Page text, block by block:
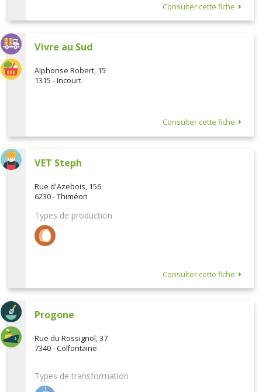
Consulter cette fiche
Vivre au Sud
Alphonse Robert, 15
1315 - Incourt
Consulter cette fiche
VET Steph
Rue d'Azebois, 156
6230 - Thiméon
Types de production
Consulter cette fiche
Progone
Rue du Rossignol, 37
7340 - Colfontaine
Types de transformation